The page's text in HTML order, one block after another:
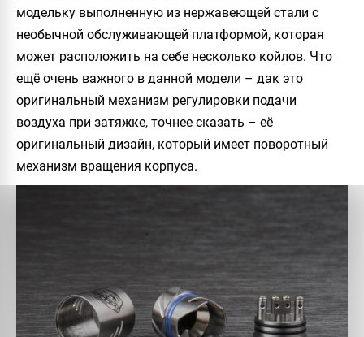
модельку выполненную из нержавеющей стали с
необычной обслуживающей платформой, которая
может расположить на себе несколько койлов. Что
ещё очень важного в данной модели – дак это
оригинальный механизм регулировки подачи
воздуха при затяжке, точнее сказать – её
оригинальный дизайн, который имеет поворотный
механизм вращения корпуса.